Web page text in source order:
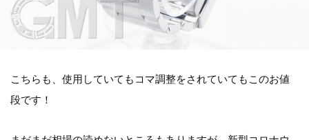
こちらも、使用していてもコマ調整をされていてもこのお値
段です！